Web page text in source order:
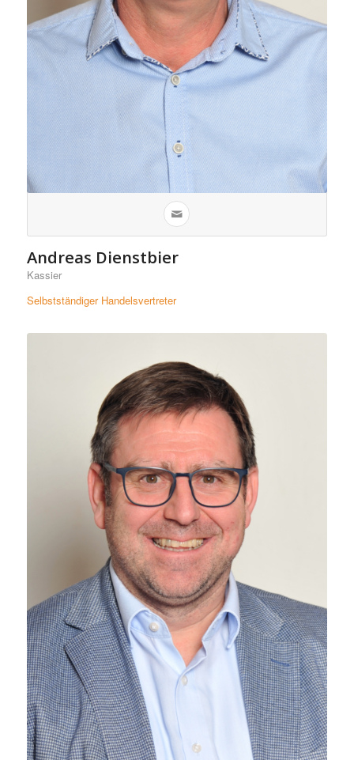
Andreas Dienstbier
Kassier
Selbstständiger Handelsvertreter